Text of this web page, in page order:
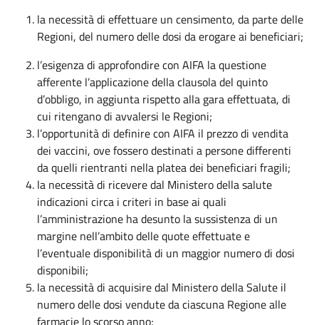
la necessità di effettuare un censimento, da parte delle
Regioni, del numero delle dosi da erogare ai beneficiari;
l’esigenza di approfondire con AIFA la questione
afferente l’applicazione della clausola del quinto
d’obbligo, in aggiunta rispetto alla gara effettuata, di
cui ritengano di avvalersi le Regioni;
l’opportunità di definire con AIFA il prezzo di vendita
dei vaccini, ove fossero destinati a persone differenti
da quelli rientranti nella platea dei beneficiari fragili;
la necessità di ricevere dal Ministero della salute
indicazioni circa i criteri in base ai quali
l’amministrazione ha desunto la sussistenza di un
margine nell’ambito delle quote effettuate e
l’eventuale disponibilità di un maggior numero di dosi
disponibili;
la necessità di acquisire dal Ministero della Salute il
numero delle dosi vendute da ciascuna Regione alle
farmacie lo scorso anno;